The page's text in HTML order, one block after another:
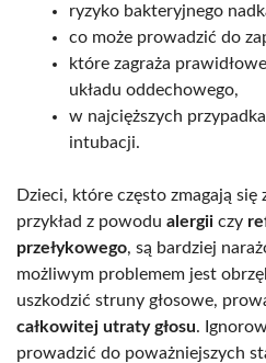
ryzyko bakteryjnego
co może prowadzić do
które zagraża
układu oddechowego,
w najcięższych
intubacji.
Dzieci, które często zmagają się
przykład z powodu alergii czy
przełykowego, są bardziej
możliwym problemem jest
uszkodzić struny głosowe,
całkowitej utraty głosu.
prowadzić do poważniejszych